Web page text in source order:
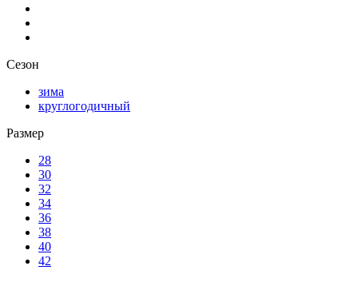
Сезон
зима
круглогодичный
Размер
28
30
32
34
36
38
40
42